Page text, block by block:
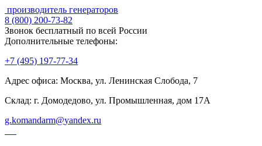
производитель генераторов
8 (800) 200-73-82
Звонок бесплатный по всей России
Дополнительные телефоны:
+7 (495) 197-77-34
Адрес офиса: Москва, ул. Ленинская Слобода, 7
Склад: г. Домодедово, ул. Промышленная, дом 17А
g.komandarm@yandex.ru